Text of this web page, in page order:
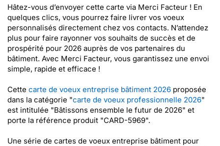
Hâtez-vous d’envoyer cette carte via Merci Facteur ! En
quelques clics, vous pourrez faire livrer vos voeux
personnalisés directement chez vos contacts. N’attendez
plus pour faire rayonner vos souhaits de succès et de
prospérité pour 2026 auprès de vos partenaires du
bâtiment. Avec Merci Facteur, vous garantissez une envoi
simple, rapide et efficace !
Cette carte de voeux entreprise bâtiment 2026 proposée
dans la catégorie "carte de voeux professionnelle 2026"
est intitulée "Bâtissons ensemble le futur de 2026" et
porte la référence produit "CARD-5969".
Une série de cartes de voeux entreprise bâtiment pour